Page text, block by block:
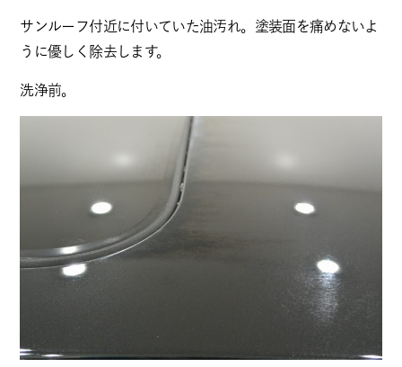
サンルーフ付近に付いていた油汚れ。塗装面を痛めないよ
うに優しく除去します。
洗浄前。